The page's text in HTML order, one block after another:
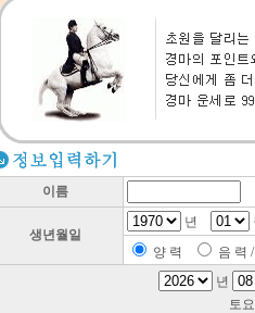
이름
생년월일
년
양 력
음 력
년
토